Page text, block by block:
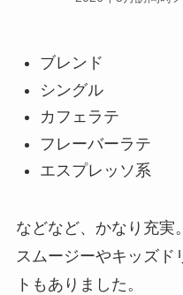
ブレンド
シングル
カフェラテ
フレーバーラテ
エスプレッソ系
などなど、かなり充実。
スムージーやキッズド
トもありました。